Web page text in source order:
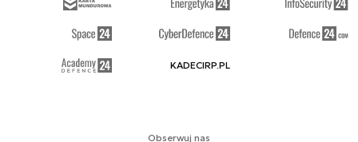
Obserwuj nas
KADECIRP.PL